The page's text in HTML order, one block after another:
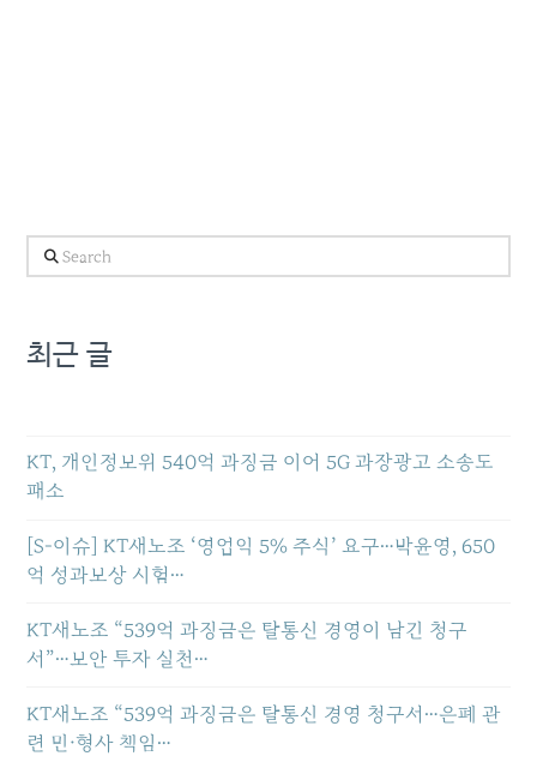
Search
최근 글
KT, 개인정보위 540억 과징금 이어 5G 과장광고 소송도
패소
[S-이슈] KT새노조 ‘영업익 5% 주식’ 요구…박윤영, 650
억 성과보상 시험…
KT새노조 “539억 과징금은 탈통신 경영이 남긴 청구
서”…보안 투자 실천…
KT새노조 “539억 과징금은 탈통신 경영 청구서…은폐 관
련 민·형사 책임…